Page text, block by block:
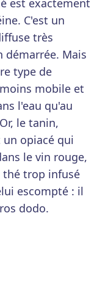
est exactement
C'est un
très
Mais
type de
mobile et
l'eau qu'au
le tanin,
opiacé qui
le vin rouge,
thé trop infusé
escompté : il
dodo.